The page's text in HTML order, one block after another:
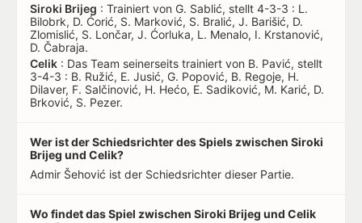
Siroki Brijeg : Trainiert von G. Sablić, stellt 4-3-3 : L.
Bilobrk, D. Ćorić, S. Marković, S. Bralić, J. Barišić, D.
Zlomislić, S. Lončar, J. Ćorluka, L. Menalo, I. Krstanović,
D. Čabraja.
Celik : Das Team seinerseits trainiert von B. Pavić, stellt
3-4-3 : B. Ružić, E. Jusić, G. Popović, B. Regoje, H.
Dilaver, F. Salčinović, H. Hećo, E. Sadiković, M. Karić, D.
Brković, S. Pezer.
Wer ist der Schiedsrichter des Spiels zwischen Siroki
Brijeg und Celik?
Admir Šehović ist der Schiedsrichter dieser Partie.
Wo findet das Spiel zwischen Siroki Brijeg und Celik